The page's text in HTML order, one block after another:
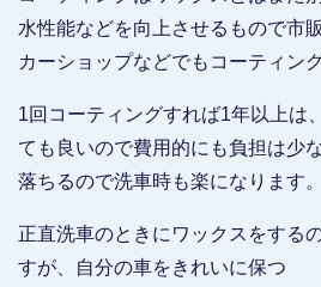
水性能などを向上させるもので市
カーショップなどでもコーティン
1回コーティングすれば1年以上は
ても良いので費用的にも負担は少
落ちるので洗車時も楽になります。
正直洗車のときにワックスをする
すが、自分の車をきれいに保つ